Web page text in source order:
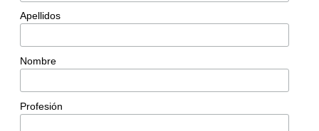
Apellidos
Nombre
Profesión